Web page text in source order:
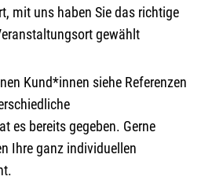
mit uns haben Sie das richtige
gewählt
Kund*innen siehe Referenzen
es bereits gegeben. Gerne
Ihre ganz individuellen